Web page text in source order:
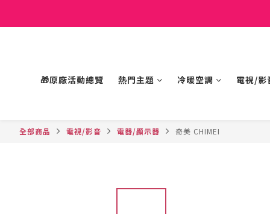
🎁原廠活動總覽 熱門主題 冷暖空調 電視/影
全部商品 電視/影音 電器/顯示器 奇美 CHIMEI